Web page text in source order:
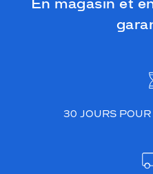
En magasin et
30 JOURS POUR